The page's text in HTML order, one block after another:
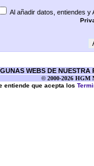
Al añadir datos, entiendes y
WEBS DE NUESTRA
© 2000-2026 HGM
entiende que acepta los